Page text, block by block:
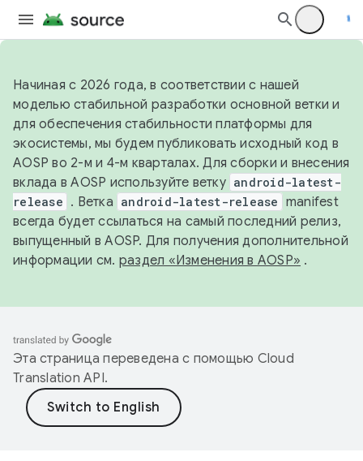
Начиная с 2026 года, в соответствии с нашей
моделью стабильной разработки основной ветки и
для обеспечения стабильности платформы для
экосистемы, мы будем публиковать исходный код в
AOSP во 2-м и 4-м кварталах. Для сборки и внесения
вклада в AOSP используйте ветку android-latest-
release . Ветка android-latest-release manifest
всегда будет ссылаться на самый последний релиз,
выпущенный в AOSP. Для получения дополнительной
информации см. раздел «Изменения в AOSP» .
Эта страница переведена с помощью Cloud
Translation API.